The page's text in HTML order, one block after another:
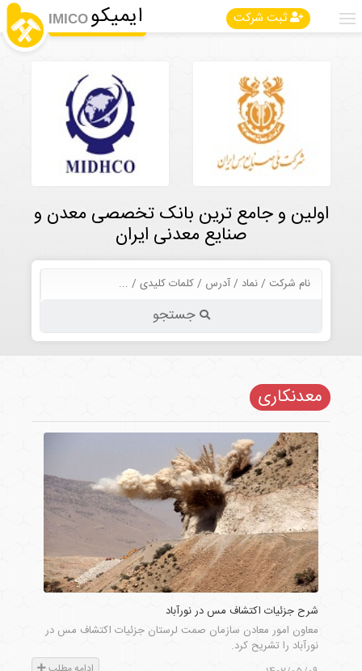
ثبت شرکت ایمیکو IMICO
اولین و جامع ترین بانک تخصصی معدن و
صنایع معدنی ایران
جستجو
معدنکاری
شرح جزئیات اکتشاف مس در نورآباد
معاون امور معادن سازمان صمت لرستان جزئیات اکتشاف مس در
نورآباد را تشریح کرد.